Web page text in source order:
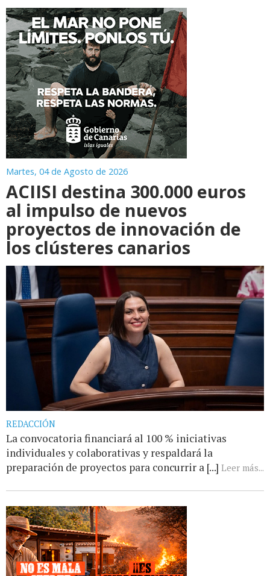
Martes, 04 de Agosto de 2026
ACIISI destina 300.000 euros
al impulso de nuevos
proyectos de innovación de
los clústeres canarios
REDACCIÓN
La convocatoria financiará al 100 % iniciativas
individuales y colaborativas y respaldará la
preparación de proyectos para concurrir a [...] Leer más...